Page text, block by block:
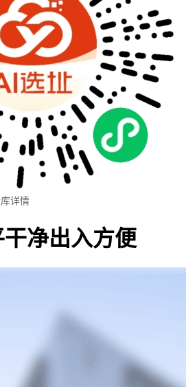
详情
净出入方便